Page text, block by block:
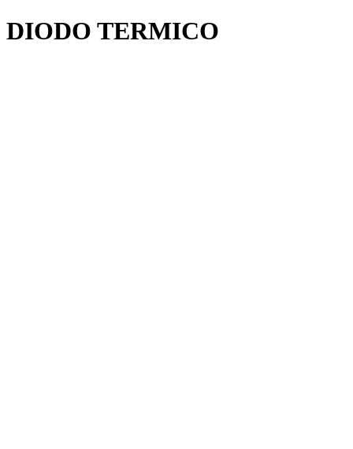
DIODO TERMICO